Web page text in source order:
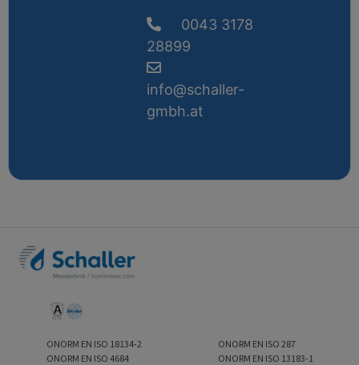
0043 3178
28899
info@schaller-
gmbh.at
ONORM EN ISO 18134-2
ONORM EN ISO 4684
ONORM EN ISO 287
ONORM EN ISO 13183-1